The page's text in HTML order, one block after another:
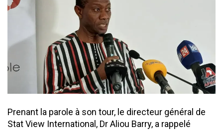
Prenant la parole à son tour, le directeur général de
Stat View International, Dr Aliou Barry, a rappelé